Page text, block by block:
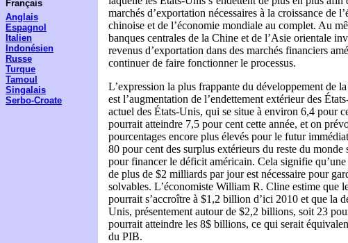
Français
Anglais
Espagnol
Italien
Indonésien
Russe
Turque
Tamoul
Singalais
Serbo-Croate
marchés d’exportation nécessaires à la croissance de
chinoise et de l’économie mondiale au complet. Au
banques centrales de la Chine et de l’Asie orientale
revenus d’exportation dans des marchés financiers
continuer de faire fonctionner le processus.
L’expression la plus frappante du développement de
est l’augmentation de l’endettement extérieur des
actuel des États-Unis, qui se situe à environ 6,4 pour
pourrait atteindre 7,5 pour cent cette année, et on
pourcentages encore plus élevés pour le futur
80 pour cent des surplus extérieurs du reste du monde
pour financer le déficit américain. Cela signifie qu’une
de plus de $2 milliards par jour est nécessaire pour
solvables. L’économiste William R. Cline estime que
pourrait s’accroître à $1,2 billion d’ici 2010 et que la
Unis, présentement autour de $2,2 billions, soit 23
pourrait atteindre les 8$ billions, ce qui serait
du PIB.